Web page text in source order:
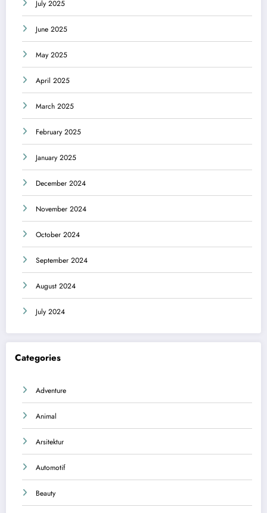
July 2025
June 2025
May 2025
April 2025
March 2025
February 2025
January 2025
December 2024
November 2024
October 2024
September 2024
August 2024
July 2024
Categories
Adventure
Animal
Arsitektur
Automotif
Beauty